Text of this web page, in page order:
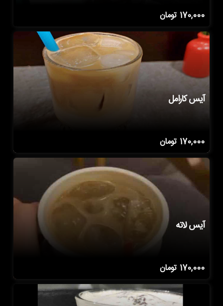
170,000 تومان
آیس کارامل
170,000 تومان
آیس لاته
170,000 تومان